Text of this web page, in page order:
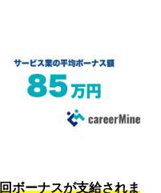
ボーナスが支給されま